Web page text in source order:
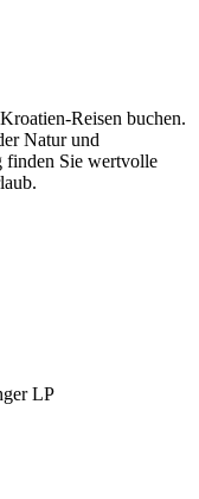
Reisen buchen.
Natur und
finden Sie wertvolle
LP